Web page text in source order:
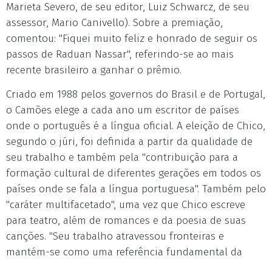
Marieta Severo, de seu editor, Luiz Schwarcz, de seu
assessor, Mario Canivello). Sobre a premiação,
comentou: "Fiquei muito feliz e honrado de seguir os
passos de Raduan Nassar", referindo-se ao mais
recente brasileiro a ganhar o prêmio.
Criado em 1988 pelos governos do Brasil e de Portugal,
o Camões elege a cada ano um escritor de países
onde o português é a língua oficial. A eleição de Chico,
segundo o júri, foi definida a partir da qualidade de
seu trabalho e também pela "contribuição para a
formação cultural de diferentes gerações em todos os
países onde se fala a língua portuguesa". Também pelo
"caráter multifacetado", uma vez que Chico escreve
para teatro, além de romances e da poesia de suas
canções. "Seu trabalho atravessou fronteiras e
mantém-se como uma referência fundamental da